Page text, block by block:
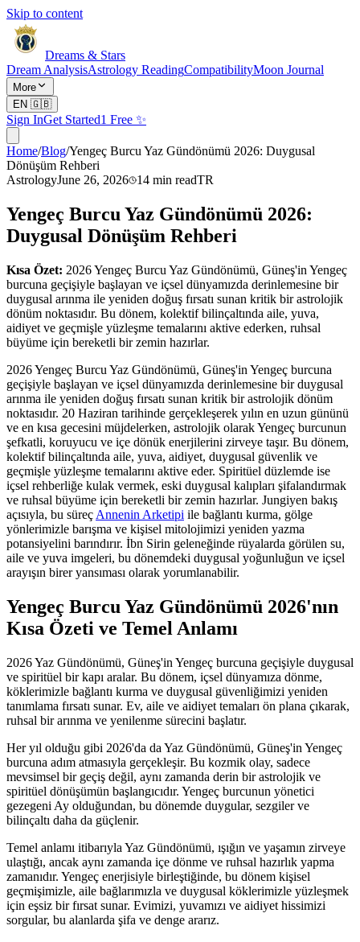
Skip to content
Dreams & Stars
Dream AnalysisAstrology ReadingCompatibilityMoon Journal
More
EN 🇬🇧
Sign InGet Started1 Free ✨
Home/Blog/Yengeç Burcu Yaz Gündönümü 2026: Duygusal
Dönüşüm Rehberi
AstrologyJune 26, 2026 14 min readTR
Yengeç Burcu Yaz Gündönümü 2026:
Duygusal Dönüşüm Rehberi
Kısa Özet: 2026 Yengeç Burcu Yaz Gündönümü, Güneş'in Yengeç
burcuna geçişiyle başlayan ve içsel dünyamızda derinlemesine bir
duygusal arınma ile yeniden doğuş fırsatı sunan kritik bir astrolojik
dönüm noktasıdır. Bu dönem, kolektif bilinçaltında aile, yuva,
aidiyet ve geçmişle yüzleşme temalarını aktive ederken, ruhsal
büyüme için bereketli bir zemin hazırlar.
2026 Yengeç Burcu Yaz Gündönümü, Güneş'in Yengeç burcuna
geçişiyle başlayan ve içsel dünyamızda derinlemesine bir duygusal
arınma ile yeniden doğuş fırsatı sunan kritik bir astrolojik dönüm
noktasıdır. 20 Haziran tarihinde gerçekleşerek yılın en uzun gününü
ve en kısa gecesini müjdelerken, astrolojik olarak Yengeç burcunun
şefkatli, koruyucu ve içe dönük enerjilerini zirveye taşır. Bu dönem,
kolektif bilinçaltında aile, yuva, aidiyet, duygusal güvenlik ve
geçmişle yüzleşme temalarını aktive eder. Spiritüel düzlemde ise
içsel rehberliğe kulak vermek, eski duygusal kalıpları şifalandırmak
ve ruhsal büyüme için bereketli bir zemin hazırlar. Jungiyen bakış
açısıyla, bu süreç Annenin Arketipi ile bağlantı kurma, gölge
yönlerimizle barışma ve kişisel mitolojimizi yeniden yazma
potansiyelini barındırır. İbn Sirin geleneğinde rüyalarda görülen su,
aile ve yuva imgeleri, bu dönemdeki duygusal yoğunluğun ve içsel
arayışın birer yansıması olarak yorumlanabilir.
Yengeç Burcu Yaz Gündönümü 2026'nın
Kısa Özeti ve Temel Anlamı
2026 Yaz Gündönümü, Güneş'in Yengeç burcuna geçişiyle duygusal
ve spiritüel bir kapı aralar. Bu dönem, içsel dünyamıza dönme,
köklerimizle bağlantı kurma ve duygusal güvenliğimizi yeniden
tanımlama fırsatı sunar. Ev, aile ve aidiyet temaları ön plana çıkarak,
ruhsal bir arınma ve yenilenme sürecini başlatır.
Her yıl olduğu gibi 2026'da da Yaz Gündönümü, Güneş'in Yengeç
burcuna adım atmasıyla gerçekleşir. Bu kozmik olay, sadece
mevsimsel bir geçiş değil, aynı zamanda derin bir astrolojik ve
spiritüel dönüşümün başlangıcıdır. Yengeç burcunun yönetici
gezegeni Ay olduğundan, bu dönemde duygular, sezgiler ve
bilinçaltı daha da güçlenir.
Temel anlamı itibarıyla Yaz Gündönümü, ışığın ve yaşamın zirveye
ulaştığı, ancak aynı zamanda içe dönme ve ruhsal hazırlık yapma
zamanıdır. Yengeç enerjisiyle birleştiğinde, bu dönem kişisel
geçmişimizle, aile bağlarımızla ve duygusal köklerimizle yüzleşmek
için eşsiz bir fırsat sunar. Evimizi, yuvamızı ve aidiyet hissimizi
sorgular, bu alanlarda şifa ve denge ararız.